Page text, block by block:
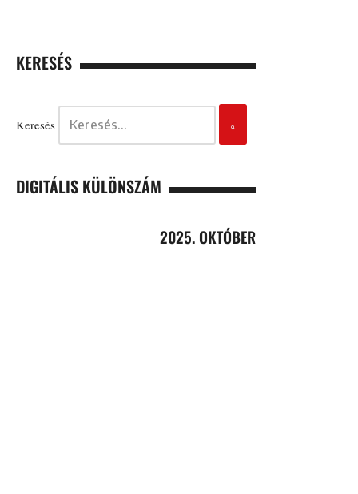
KERESÉS
Keresés
DIGITÁLIS KÜLÖNSZÁM
2025. OKTÓBER